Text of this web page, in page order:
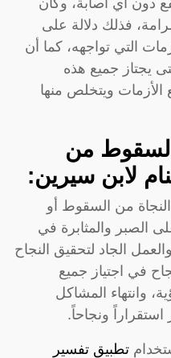
فذلك دلالة على
التي تواجهه، كما أن
يجتاز جميع هذه
ويتخلص منها
من
لابن سيرين:
من السقوط أو
الصبر والمثابرة في
الجاد لتحقيق النجاح
في اجتياز جميع
وانتهاء المشاكل
استقراراً ونجاحاً.
تطبيق تفسير